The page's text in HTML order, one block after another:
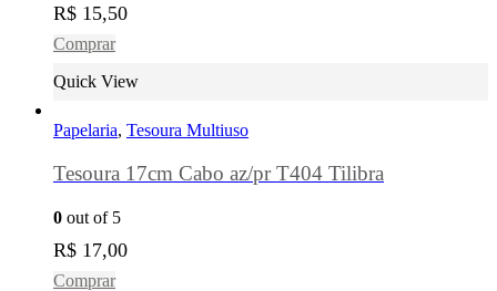
R$ 15,50
Comprar
Quick View
Papelaria, Tesoura Multiuso
Tesoura 17cm Cabo az/pr T404 Tilibra
0 out of 5
R$ 17,00
Comprar